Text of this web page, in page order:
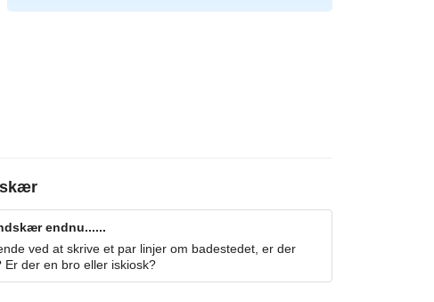
endnu......
ved at skrive et par linjer om badestedet, er der
der en bro eller iskiosk?